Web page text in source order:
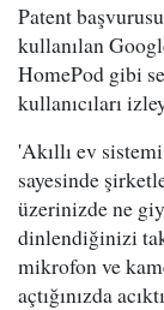
Patent
kullanılan
HomePod gibi
kullanıcıları
'Akıllı ev
sayesinde
üzerinizde ne
dinlendiğinizi
mikrofon ve
açtığınızda